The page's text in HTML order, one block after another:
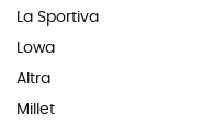
La Sportiva
Lowa
Altra
Millet